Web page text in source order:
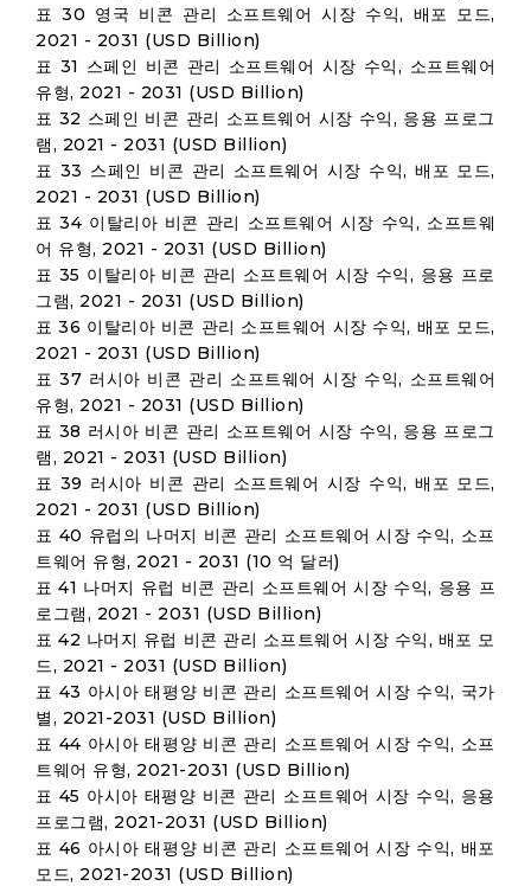
표 30 영국 비콘 관리 소프트웨어 시장 수익, 배포 모드,
2021 - 2031 (USD Billion)
표 31 스페인 비콘 관리 소프트웨어 시장 수익, 소프트웨어
유형, 2021 - 2031 (USD Billion)
표 32 스페인 비콘 관리 소프트웨어 시장 수익, 응용 프로그
램, 2021 - 2031 (USD Billion)
표 33 스페인 비콘 관리 소프트웨어 시장 수익, 배포 모드,
2021 - 2031 (USD Billion)
표 34 이탈리아 비콘 관리 소프트웨어 시장 수익, 소프트웨
어 유형, 2021 - 2031 (USD Billion)
표 35 이탈리아 비콘 관리 소프트웨어 시장 수익, 응용 프로
그램, 2021 - 2031 (USD Billion)
표 36 이탈리아 비콘 관리 소프트웨어 시장 수익, 배포 모드,
2021 - 2031 (USD Billion)
표 37 러시아 비콘 관리 소프트웨어 시장 수익, 소프트웨어
유형, 2021 - 2031 (USD Billion)
표 38 러시아 비콘 관리 소프트웨어 시장 수익, 응용 프로그
램, 2021 - 2031 (USD Billion)
표 39 러시아 비콘 관리 소프트웨어 시장 수익, 배포 모드,
2021 - 2031 (USD Billion)
표 40 유럽의 나머지 비콘 관리 소프트웨어 시장 수익, 소프
트웨어 유형, 2021 - 2031 (10 억 달러)
표 41 나머지 유럽 비콘 관리 소프트웨어 시장 수익, 응용 프
로그램, 2021 - 2031 (USD Billion)
표 42 나머지 유럽 비콘 관리 소프트웨어 시장 수익, 배포 모
드, 2021 - 2031 (USD Billion)
표 43 아시아 태평양 비콘 관리 소프트웨어 시장 수익, 국가
별, 2021-2031 (USD Billion)
표 44 아시아 태평양 비콘 관리 소프트웨어 시장 수익, 소프
트웨어 유형, 2021-2031 (USD Billion)
표 45 아시아 태평양 비콘 관리 소프트웨어 시장 수익, 응용
프로그램, 2021-2031 (USD Billion)
표 46 아시아 태평양 비콘 관리 소프트웨어 시장 수익, 배포
모드, 2021-2031 (USD Billion)